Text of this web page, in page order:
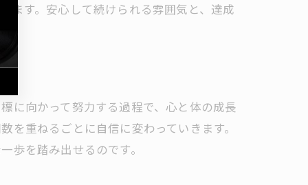
ます。安心して続けられる雰囲気と、達成
に向かって努力する過程で、心と体の成長
重ねるごとに自信に変わっていきます。
歩を踏み出せるのです。